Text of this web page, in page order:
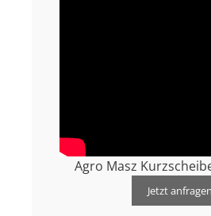
Agro Masz
Jetzt anfragen